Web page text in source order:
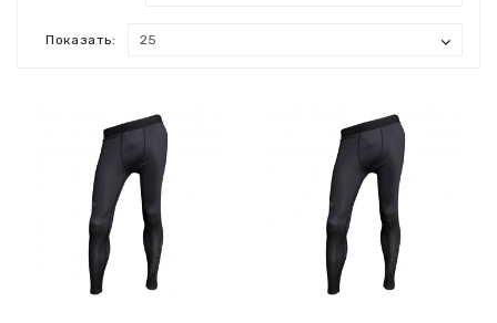
Показать: